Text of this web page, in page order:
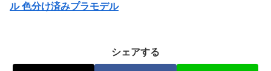
ル 色分け済みプラモデル
シェアする